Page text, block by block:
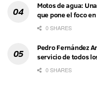
Motos de agua:
que pone el foco
0 SHARES
Pedro Fernández
servicio de todos
0 SHARES